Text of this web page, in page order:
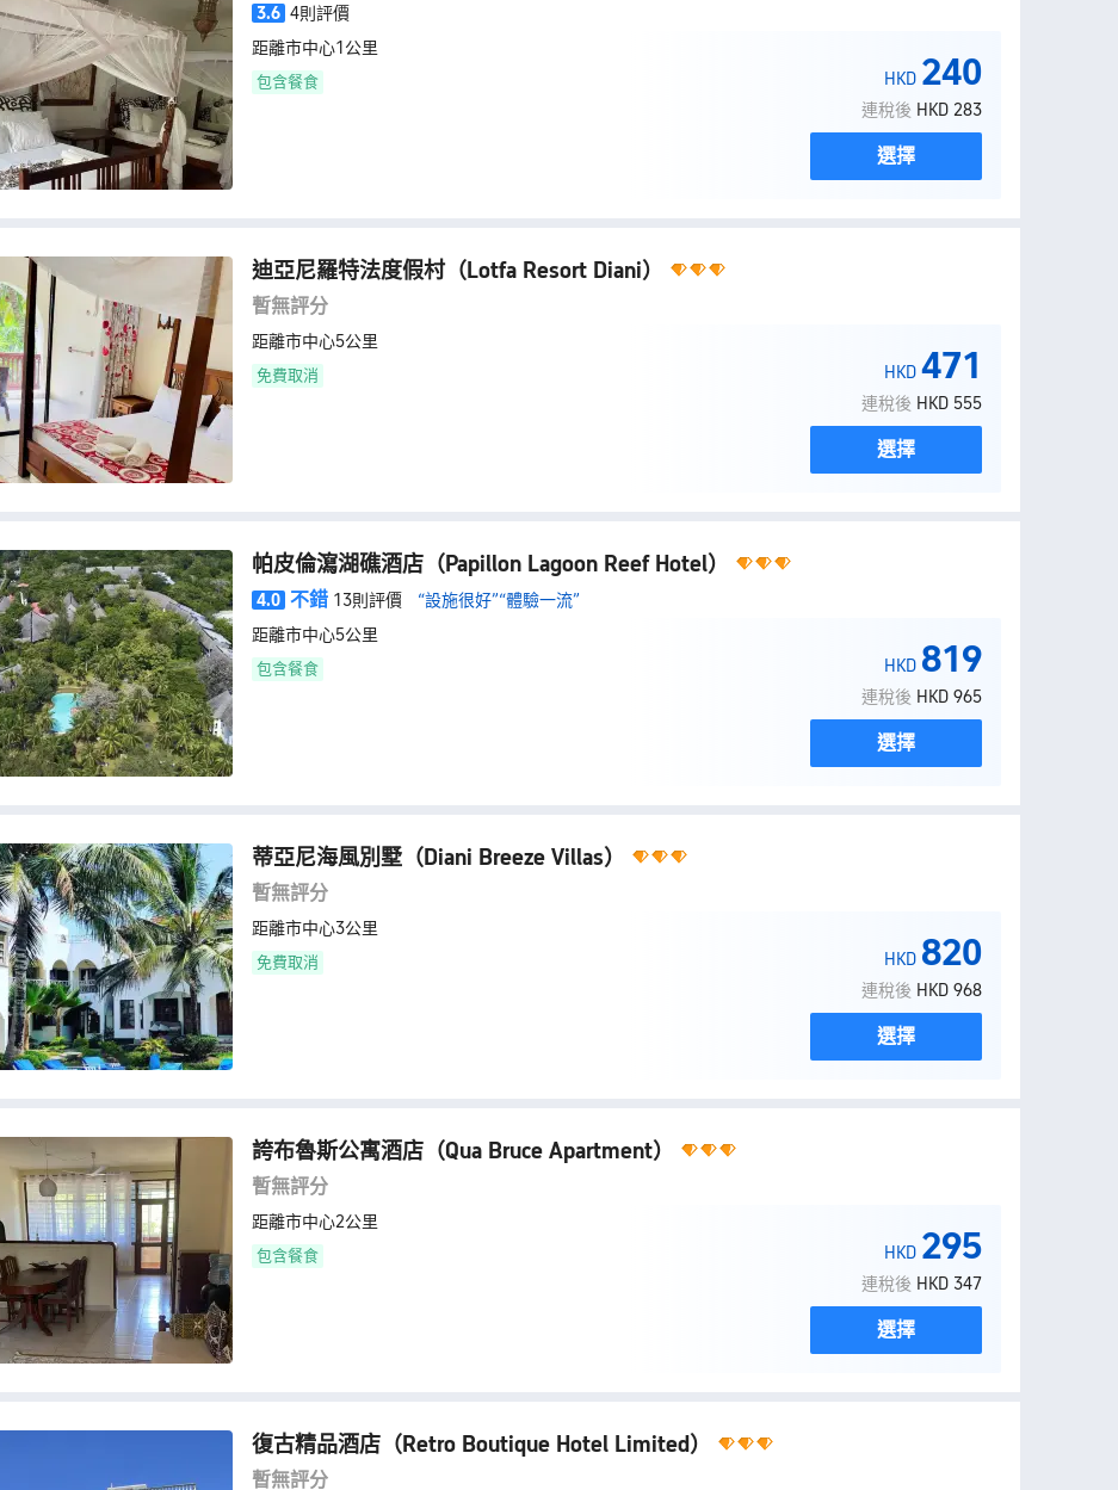
3.6 4則評價
距離市中心1公里
包含餐食 HKD 240
連稅後 HKD 283
選擇
迪亞尼羅特法度假村（Lotfa Resort Diani）
暫無評分
距離市中心5公里
免費取消 HKD 471
連稅後 HKD 555
選擇
帕皮倫瀉湖礁酒店 （Papillon Lagoon Reef Hotel）
4.0 不錯 13則評價 “設施很好”“體驗一流”
距離市中心5公里
包含餐食 HKD 819
連稅後 HKD 965
選擇
蒂亞尼海風別墅 （Diani Breeze Villas）
暫無評分
距離市中心3公里
免費取消 HKD 820
連稅後 HKD 968
選擇
誇布魯斯公寓酒店 （Qua Bruce Apartment）
暫無評分
距離市中心2公里
包含餐食 HKD 295
連稅後 HKD 347
選擇
復古精品酒店 （Retro Boutique Hotel Limited）
暫無評分